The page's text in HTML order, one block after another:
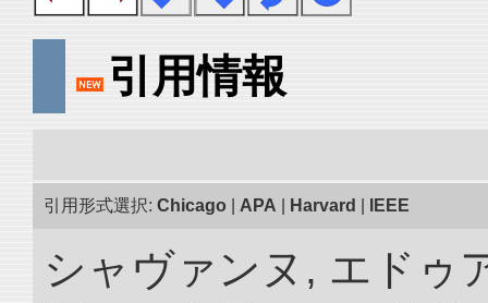
引用情報
引用形式選択: Chicago APA Harvard IEEE
シャヴァンヌ, エドゥ